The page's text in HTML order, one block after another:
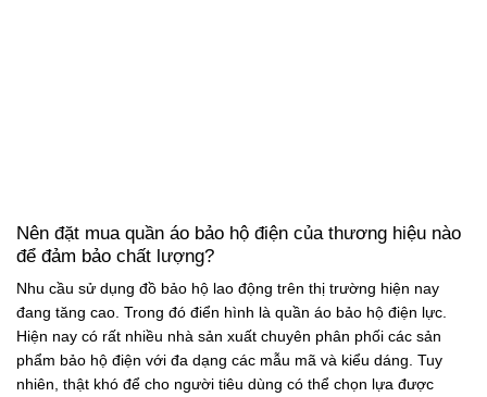
Nên đặt mua quần áo bảo hộ điện của thương hiệu nào
để đảm bảo chất lượng?
Nhu cầu sử dụng đồ bảo hộ lao động trên thị trường hiện nay
đang tăng cao. Trong đó điển hình là quần áo bảo hộ điện lực.
Hiện nay có rất nhiều nhà sản xuất chuyên phân phối các sản
phẩm bảo hộ điện với đa dạng các mẫu mã và kiểu dáng. Tuy
nhiên, thật khó để cho người tiêu dùng có thể chọn lựa được